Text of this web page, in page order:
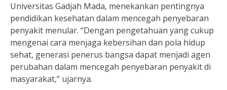
Universitas Gadjah Mada, menekankan pentingnya
pendidikan kesehatan dalam mencegah penyebaran
penyakit menular. “Dengan pengetahuan yang cukup
mengenai cara menjaga kebersihan dan pola hidup
sehat, generasi penerus bangsa dapat menjadi agen
perubahan dalam mencegah penyebaran penyakit di
masyarakat,” ujarnya.